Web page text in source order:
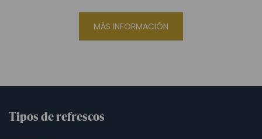
MÁS INFORMACIÓN
Tipos de refrescos